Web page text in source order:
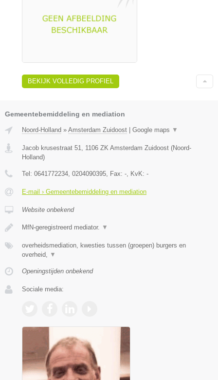
BEKIJK VOLLEDIG PROFIEL
Gemeentebemiddeling en mediation
Noord-Holland » Amsterdam Zuidoost | Google maps ▼
Jacob krusestraat 51 1106 ZK Amsterdam Zuidoost (Noord-
Holland)
Tel: 0641772234, 0204090395 , Fax: - , KvK: -
E-mail › Gemeentebemiddeling en mediation
Website onbekend
MfN-geregistreerd mediator. ▼
overheidsmediation, kwesties tussen (groepen) burgers en
overheid,
▼
Openingstijden onbekend
Sociale media: